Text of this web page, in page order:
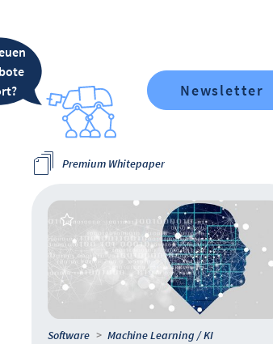
Newsletter
Premium Whitepaper
Software Machine Learning / KI